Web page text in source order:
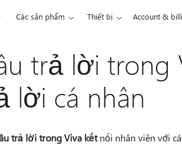
Các sản phẩm Thiết bị Account &
trả lời trong
lời cá nhân
trả lời trong Viva kếtnối nhân viên với